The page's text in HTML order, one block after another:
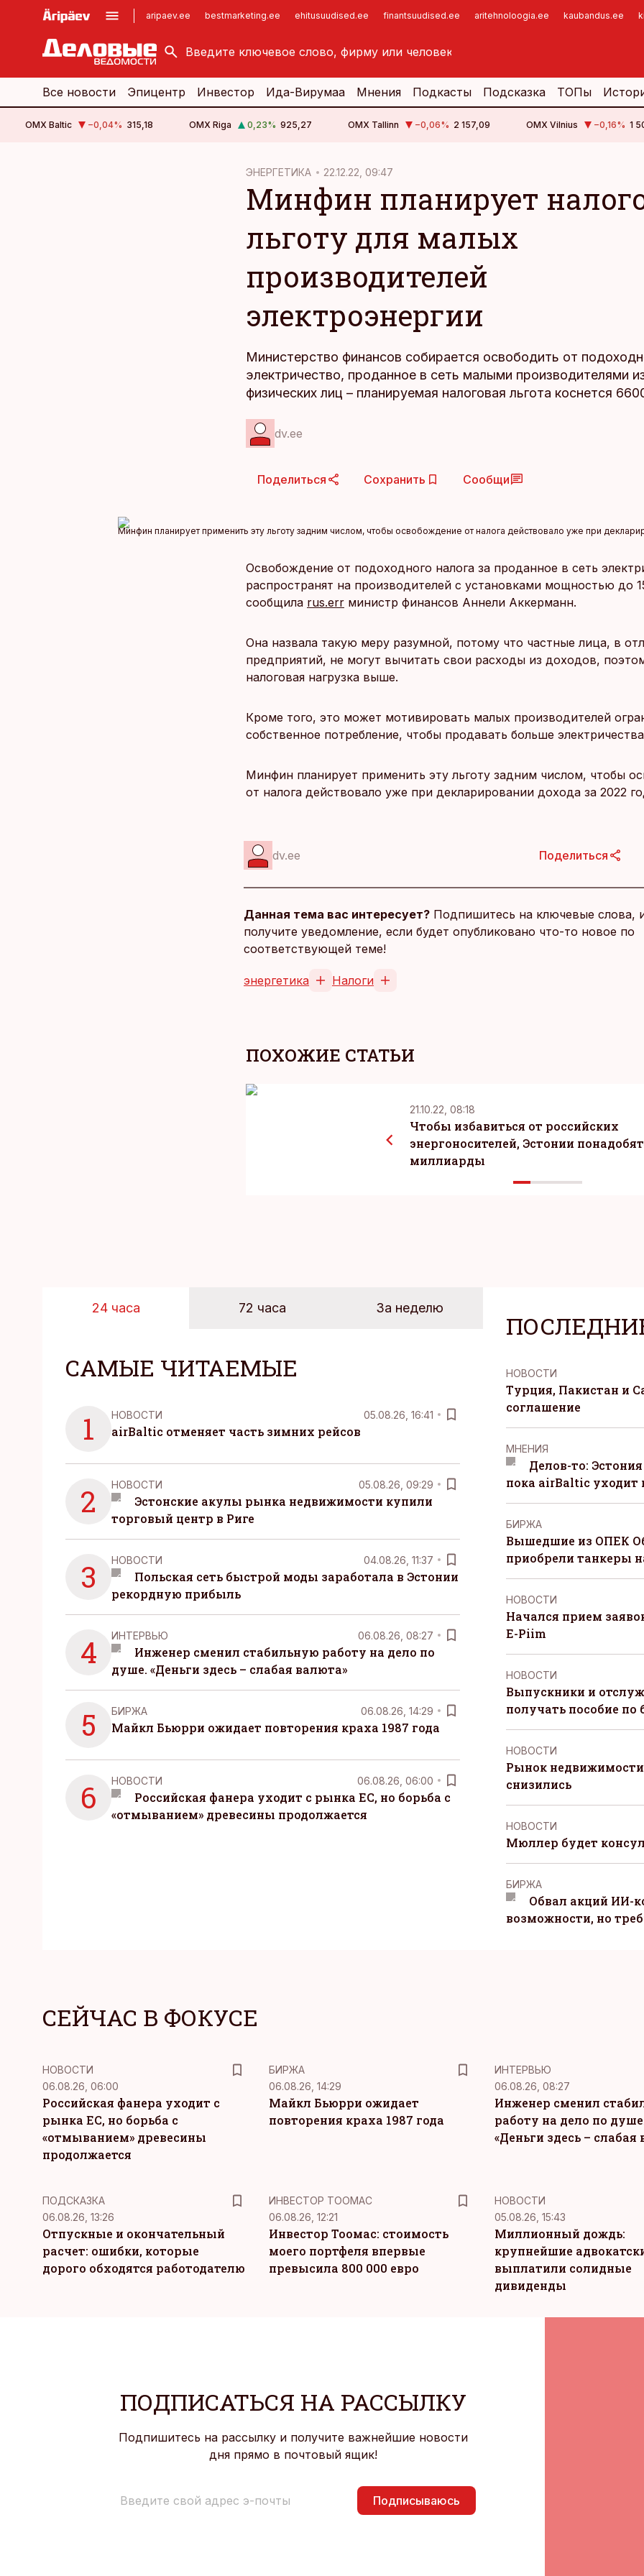
aripaev.ee bestmarketing.ee ehitusuudised.ee finantsuudised.ee aritehnoloogia.ee kaubandus.ee
kinnisvarauudised.ee
logistikauudised.ee
imelineajalugu.ee
Все новости Эпицентр Инвестор Ида-Вирумаа Мнения Подкасты Подсказка ТОПы
OMX Baltic −0,04% 315,18 OMX Riga 0,23% 925,27 OMX Tallinn −0,06% 2 157,09 OMX Vilnius −0,16% 1
ЭНЕРГЕТИКА 22.12.22, 09:47
Минфин планирует
льготу для малых
производителей
электроэнергии
Министерство финансов собирается освободить от
электричество, проданное в сеть малыми производителями
физических лиц – планируемая налоговая льгота коснется
dv.ee
Поделиться Сохранить Сообщи
Минфин планирует применить эту льготу задним числом, чтобы освобождение от налога действовало уже при
Освобождение от подоходного налога за проданное в сеть
распространят на производителей с установками мощностью до
сообщила rus.err министр финансов Аннели Аккерманн.
Она назвала такую меру разумной, потому что частные лица, в
предприятий, не могут вычитать свои расходы из доходов,
налоговая нагрузка выше.
Кроме того, это может мотивировать малых производителей
собственное потребление, чтобы продавать больше
Минфин планирует применить эту льготу задним числом, чтобы
от налога действовало уже при декларировании дохода за 2022
dv.ee Поделиться
Данная тема вас интересует? Подпишитесь на ключевые слова,
получите уведомление, если будет опубликовано что-то новое по
соответствующей теме!
энергетика Налоги
ПОХОЖИЕ СТАТЬИ
21.10.22, 08:18
Чтобы избавиться от российских
энергоносителей, Эстонии
миллиарды
24 часа 72 часа За неделю
САМЫЕ ЧИТАЕМЫЕ
1 НОВОСТИ 05.08.26, 16:41
airBaltic отменяет часть зимних рейсов
2 НОВОСТИ 05.08.26, 09:29
Эстонские акулы рынка недвижимости купили
торговый центр в Риге
3 НОВОСТИ 04.08.26, 11:37
Польская сеть быстрой моды заработала в Эстонии
рекордную прибыль
4 ИНТЕРВЬЮ 06.08.26, 08:27
Инженер сменил стабильную работу на дело по
душе. «Деньги здесь – слабая валюта»
5 БИРЖА 06.08.26, 14:29
Майкл Бьюрри ожидает повторения краха 1987 года
6 НОВОСТИ 06.08.26, 06:00
Российская фанера уходит с рынка ЕС, но борьба с
«отмыванием» древесины продолжается
НОВОСТИ
Турция, Пакистан и
соглашение
MНЕНИЯ
Делов-то:
пока airBaltic уходит
БИРЖА
Вышедшие из ОПЕК
приобрели танкеры
НОВОСТИ
Начался прием
E-Piim
НОВОСТИ
Выпускники и
получать пособие по
НОВОСТИ
Рынок
снизились
НОВОСТИ
Мюллер будет
БИРЖА
Обвал акций ИИ-
возможности, но
СЕЙЧАС В ФОКУСЕ
НОВОСТИ
06.08.26, 06:00
Российская фанера уходит с
рынка ЕС, но борьба с
«отмыванием» древесины
продолжается
БИРЖА
06.08.26, 14:29
Майкл Бьюрри ожидает
повторения краха 1987 года
ИНТЕРВЬЮ
06.08.26, 08:27
Инженер сменил
работу на дело по
«Деньги здесь – слабая
ПОДСКАЗКА
06.08.26, 13:26
Отпускные и окончательный
расчет: ошибки, которые
дорого обходятся работодателю
ИНВЕСТОР ТООМАС
06.08.26, 12:21
Инвестор Тоомас: стоимость
моего портфеля впервые
превысила 800 000 евро
НОВОСТИ
05.08.26, 15:43
Миллионный дождь:
крупнейшие
выплатили солидные
дивиденды
ПОДПИСАТЬСЯ НА РАССЫЛКУ
Подпишитесь на рассылку и получите важнейшие новости
дня прямо в почтовый ящик!
Подписываюсь